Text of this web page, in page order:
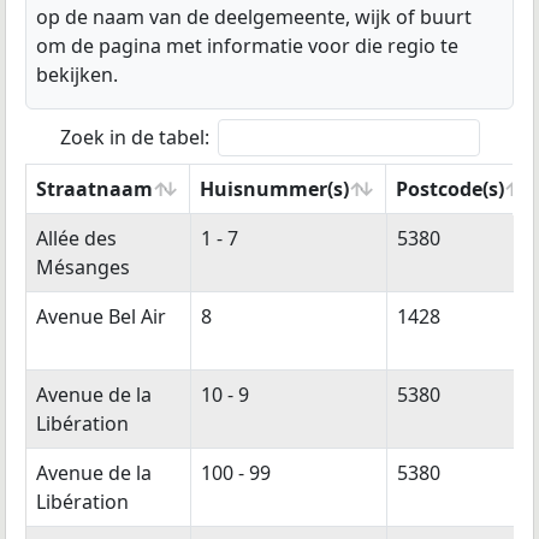
op de naam van de deelgemeente, wijk of buurt
om de pagina met informatie voor die regio te
bekijken.
Zoek in de tabel:
Straatnaam
Huisnummer(s)
Postcode(s)
Straatnaam
Huisnummer(s) Postcode(s)
Allée des
Mésanges
1 - 7 5380
Avenue Bel Air 8 1428
Avenue de la
Libération
10 - 9 5380
Avenue de la
Libération
100 - 99 5380